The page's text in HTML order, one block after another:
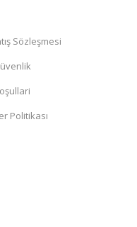
Sözleşmesi
Politikası